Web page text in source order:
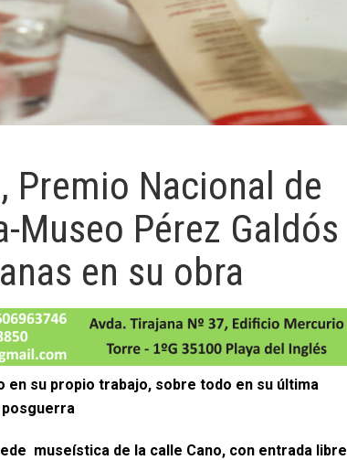
Premio Nacional de
Museo Pérez Galdós
en su obra
su propio trabajo, sobre todo en su última
posguerra
museística de la calle Cano, con entrada libre